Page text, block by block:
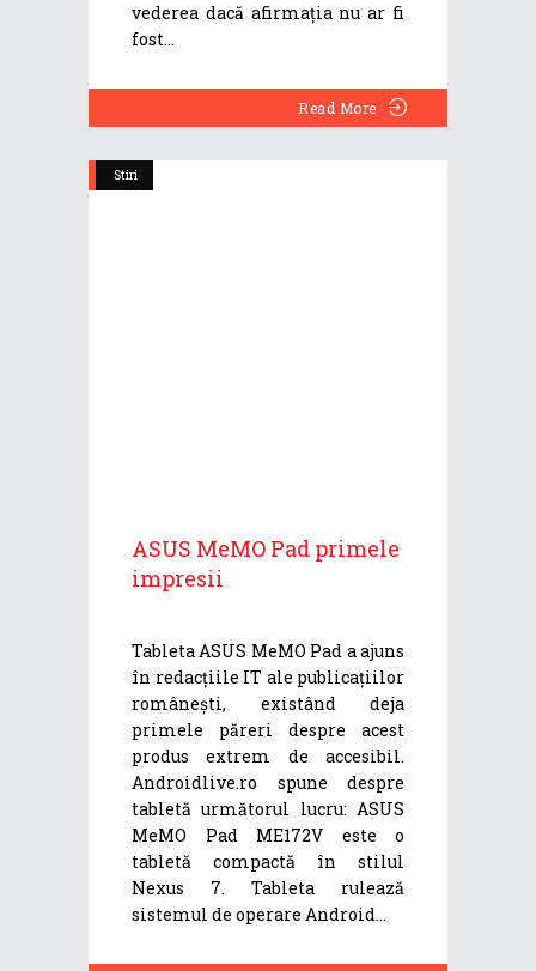
vederea dacă afirmația nu ar fi
fost
Read More
Stiri
ASUS MeMO Pad primele
impresii
Tableta ASUS MeMO Pad a ajuns
în redacțiile IT ale publicațiilor
românești, existând deja
primele păreri despre acest
produs extrem de accesibil.
Androidlive.ro spune despre
tabletă următorul lucru: ASUS
MeMO Pad ME172V este o
tabletă compactă în stilul
Nexus 7. Tableta rulează
sistemul de operare Android